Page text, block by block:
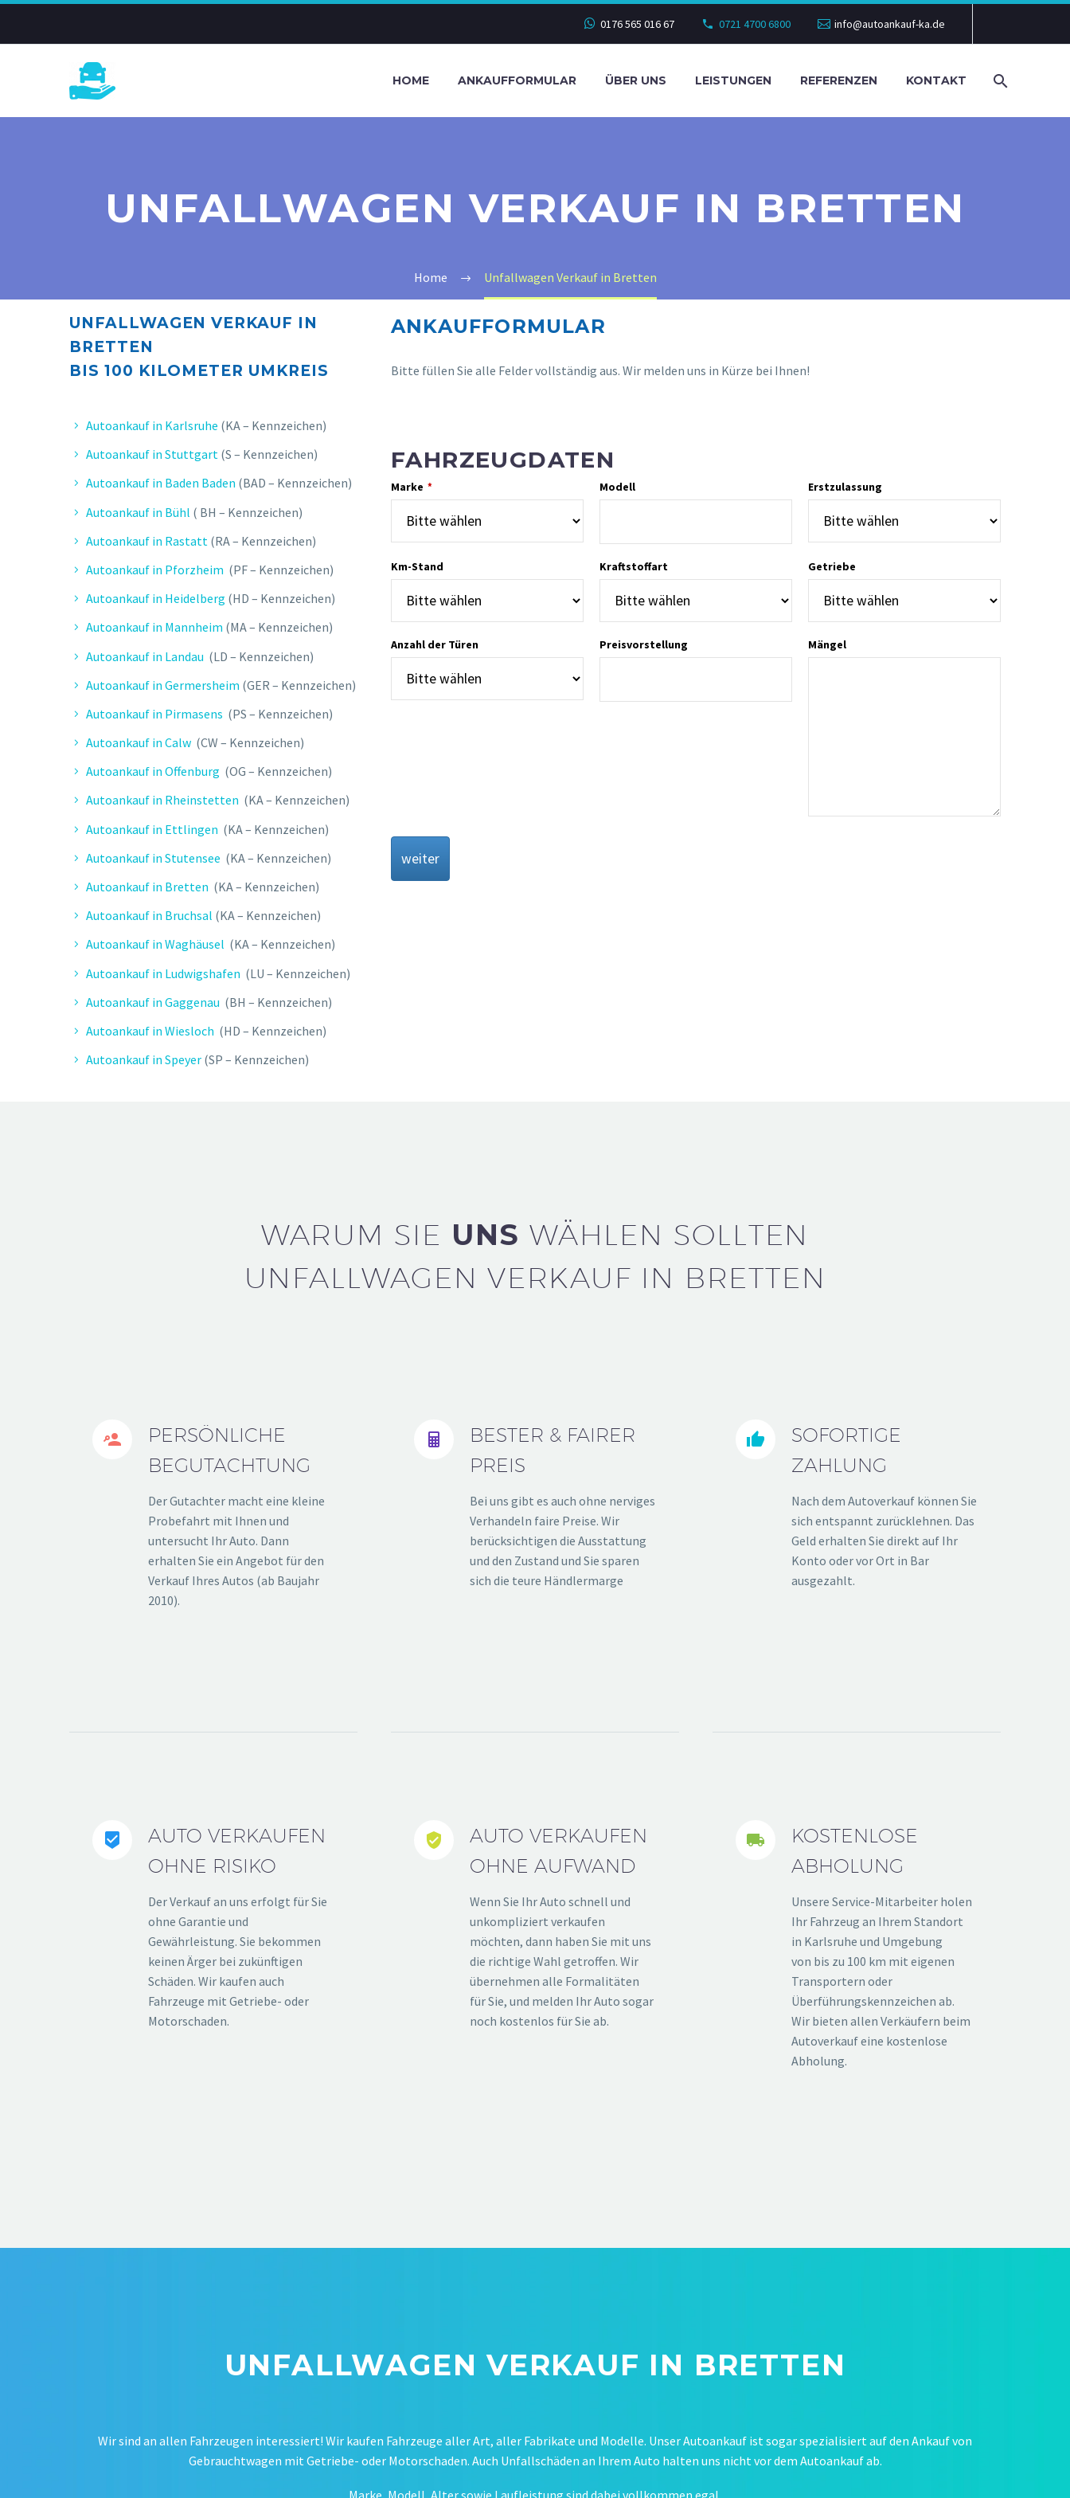
0176 565 016 67 0721 4700 6800 info@autoankauf-ka.de
HOME ANKAUFFORMULAR ÜBER UNS LEISTUNGEN REFERENZEN KONTAKT
UNFALLWAGEN VERKAUF IN BRETTEN
Home Unfallwagen Verkauf in Bretten
UNFALLWAGEN VERKAUF IN
BRETTEN
BIS 100 KILOMETER UMKREIS
Autoankauf in Karlsruhe (KA – Kennzeichen)
Autoankauf in Stuttgart (S – Kennzeichen)
Autoankauf in Baden Baden (BAD – Kennzeichen)
Autoankauf in Bühl ( BH – Kennzeichen)
Autoankauf in Rastatt (RA – Kennzeichen)
Autoankauf in Pforzheim (PF – Kennzeichen)
Autoankauf in Heidelberg (HD – Kennzeichen)
Autoankauf in Mannheim (MA – Kennzeichen)
Autoankauf in Landau (LD – Kennzeichen)
Autoankauf in Germersheim (GER – Kennzeichen)
Autoankauf in Pirmasens (PS – Kennzeichen)
Autoankauf in Calw (CW – Kennzeichen)
Autoankauf in Offenburg (OG – Kennzeichen)
Autoankauf in Rheinstetten (KA – Kennzeichen)
Autoankauf in Ettlingen (KA – Kennzeichen)
Autoankauf in Stutensee (KA – Kennzeichen)
Autoankauf in Bretten (KA – Kennzeichen)
Autoankauf in Bruchsal (KA – Kennzeichen)
Autoankauf in Waghäusel (KA – Kennzeichen)
Autoankauf in Ludwigshafen (LU – Kennzeichen)
Autoankauf in Gaggenau (BH – Kennzeichen)
Autoankauf in Wiesloch (HD – Kennzeichen)
Autoankauf in Speyer (SP – Kennzeichen)
ANKAUFFORMULAR
Bitte füllen Sie alle Felder vollständig aus. Wir melden uns in Kürze bei Ihnen!
FAHRZEUGDATEN
Marke * Modell Erstzulassung
Km-Stand Kraftstoffart Getriebe
Anzahl der Türen Preisvorstellung Mängel
weiter
WARUM SIE UNS WÄHLEN SOLLTEN
UNFALLWAGEN VERKAUF IN BRETTEN


PERSÖNLICHE
BEGUTACHTUNG
Der Gutachter macht eine kleine
Probefahrt mit Ihnen und
untersucht Ihr Auto. Dann
erhalten Sie ein Angebot für den
Verkauf Ihres Autos (ab Baujahr
2010).


BESTER & FAIRER
PREIS
Bei uns gibt es auch ohne nerviges
Verhandeln faire Preise. Wir
berücksichtigen die Ausstattung
und den Zustand und Sie sparen
sich die teure Händlermarge


SOFORTIGE
ZAHLUNG
Nach dem Autoverkauf können Sie
sich entspannt zurücklehnen. Das
Geld erhalten Sie direkt auf Ihr
Konto oder vor Ort in Bar
ausgezahlt.


AUTO VERKAUFEN
OHNE RISIKO
Der Verkauf an uns erfolgt für Sie
ohne Garantie und
Gewährleistung. Sie bekommen
keinen Ärger bei zukünftigen
Schäden. Wir kaufen auch
Fahrzeuge mit Getriebe- oder
Motorschaden.


AUTO VERKAUFEN
OHNE AUFWAND
Wenn Sie Ihr Auto schnell und
unkompliziert verkaufen
möchten, dann haben Sie mit uns
die richtige Wahl getroffen. Wir
übernehmen alle Formalitäten
für Sie, und melden Ihr Auto sogar
noch kostenlos für Sie ab.


KOSTENLOSE
ABHOLUNG
Unsere Service-Mitarbeiter holen
Ihr Fahrzeug an Ihrem Standort
in Karlsruhe und Umgebung
von bis zu 100 km mit eigenen
Transportern oder
Überführungskennzeichen ab.
Wir bieten allen Verkäufern beim
Autoverkauf eine kostenlose
Abholung.
UNFALLWAGEN VERKAUF IN BRETTEN
Wir sind an allen Fahrzeugen interessiert! Wir kaufen Fahrzeuge aller Art, aller Fabrikate und Modelle. Unser Autoankauf ist sogar spezialisiert auf den Ankauf von
Gebrauchtwagen mit Getriebe- oder Motorschaden. Auch Unfallschäden an Ihrem Auto halten uns nicht vor dem Autoankauf ab.